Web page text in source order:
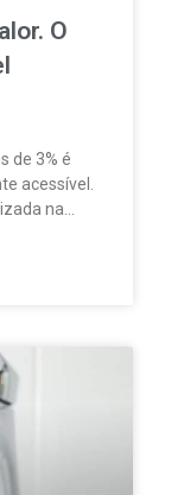
O
de 3% é
acessível.
na